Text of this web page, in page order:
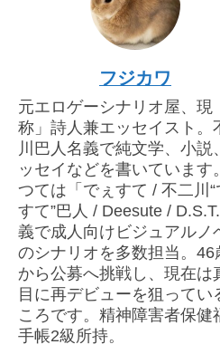
フジカワ
元エロゲーシナリオ屋、現
称」詩人兼エッセイスト。
川巴人名義で純文学、小説
ッセイなどを書いています
つては「でぇすて / 不二川“
すて”巴人 / Deesute /
義で成人向けビジュアルノ
のシナリオを多数担当。46
から公募へ挑戦し、現在は
目に再デビューを狙ってい
ころです。精神障害者保健
手帳2級所持。